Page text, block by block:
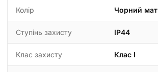
Колір Чорний мат
Ступінь захисту IP44
Клас захисту Клас I